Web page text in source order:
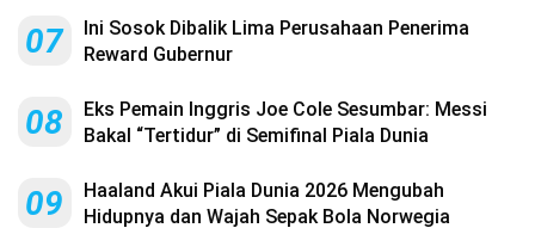
07
Ini Sosok Dibalik Lima Perusahaan Penerima
Reward Gubernur
08
Eks Pemain Inggris Joe Cole Sesumbar: Messi
Bakal “Tertidur” di Semifinal Piala Dunia
09
Haaland Akui Piala Dunia 2026 Mengubah
Hidupnya dan Wajah Sepak Bola Norwegia